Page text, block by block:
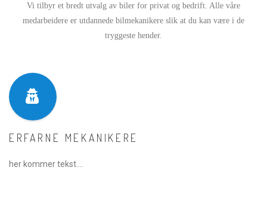
Vi tilbyr et bredt utvalg av biler for privat og bedrift. Alle våre
medarbeidere er utdannede bilmekanikere slik at du kan være i de
tryggeste hender.
ERFARNE MEKANIKERE
her kommer tekst….